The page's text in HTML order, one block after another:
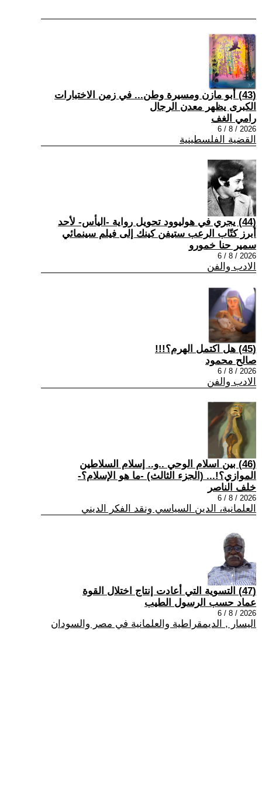
(43) أبو مازن ومسيرة وطن... في زمن الاختبارات
الكبرى يظهر معدن الرجال
رامي الغف
2026 / 8 / 6
القضية الفلسطينية
(44) يجري في هوليوود تحويل رواية -اليأس- لأحد
أبرز كتّاب الرعب ستيفن كينك إلى فيلم سينمائي
سمير حنا خمورو
2026 / 8 / 6
الادب والفن
(45) هل اكتمل الهرم؟!!!
صالح محمود
2026 / 8 / 6
الادب والفن
(46) بين اسلام الوحي ..و.. إسلام السلاطين
الموازي؟!... (الجزء الثالث) -ما هو الإسلام؟-
خلف الناصر
2026 / 8 / 6
العلمانية، الدين السياسي ونقد الفكر الديني
(47) التسوية التي أعادت إنتاج اختلال القوة
عماد حسب الرسول الطيب
2026 / 8 / 6
اليسار , الديمقراطية والعلمانية في مصر والسودان